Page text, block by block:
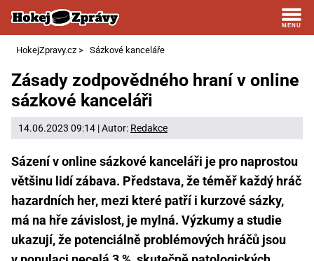
HokejZpravy.cz > Sázkové kanceláře
Zásady zodpovědného hraní v online
sázkové kanceláři
14.06.2023 09:14 | Autor: Redakce
Sázení v online sázkové kanceláři je pro naprostou
většinu lidí zábava. Představa, že téměř každý hráč
hazardních her, mezi které patří i kurzové sázky,
má na hře závislost, je mylná. Výzkumy a studie
ukazují, že potenciálně problémových hráčů jsou